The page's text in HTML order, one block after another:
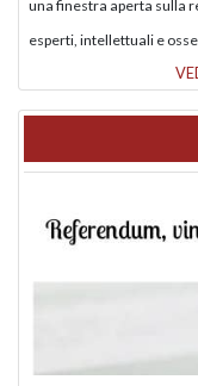
una finestra aperta sulla
esperti, intellettuali e